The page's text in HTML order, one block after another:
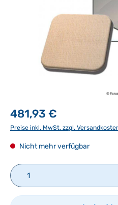
481,93 €
Preise inkl. MwSt. zzgl.
Nicht mehr verfügbar
Produkt Anzahl: Gib